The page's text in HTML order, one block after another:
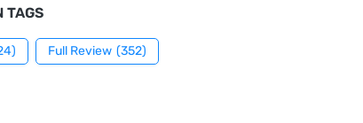
TAGS
Full Review (352)